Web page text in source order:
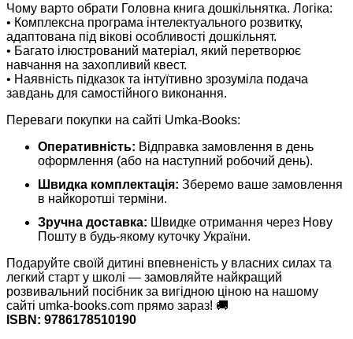
Чому варто обрати Головна книга дошкільнятка. Логіка:
• Комплексна програма інтелектуального розвитку,
адаптована під вікові особливості дошкільнят.
• Багато ілюстрований матеріал, який перетворює
навчання на захопливий квест.
• Наявність підказок та інтуїтивно зрозуміла подача
завдань для самостійного виконання.
Переваги покупки на сайті Umka-Books:
Оперативність: Відправка замовлення в день
оформлення (або на наступний робочий день).
Швидка комплектація: Зберемо ваше замовлення
в найкоротші терміни.
Зручна доставка: Швидке отримання через Нову
Пошту в будь-якому куточку України.
Подаруйте своїй дитині впевненість у власних силах та
легкий старт у школі — замовляйте найкращий
розвивальний посібник за вигідною ціною на нашому
сайті umka-books.com прямо зараз! 🚚
ISBN: 9786178510190